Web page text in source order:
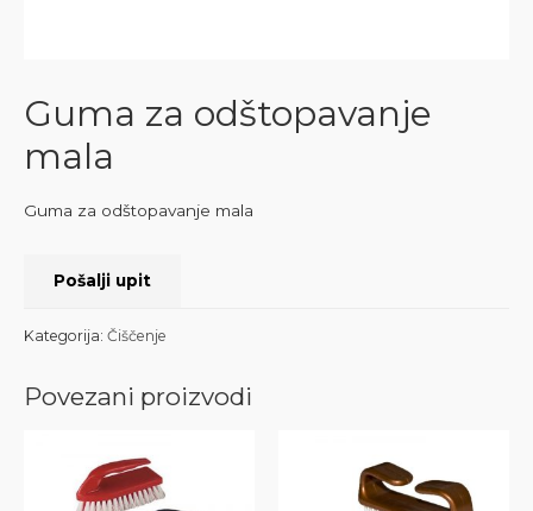
Guma za odštopavanje
mala
Guma za odštopavanje mala
Pošalji upit
Kategorija: Čiščenje
Povezani proizvodi